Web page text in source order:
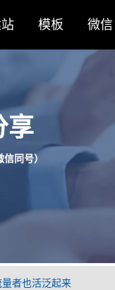
模板 微信
享
同号）
者也活泛起来